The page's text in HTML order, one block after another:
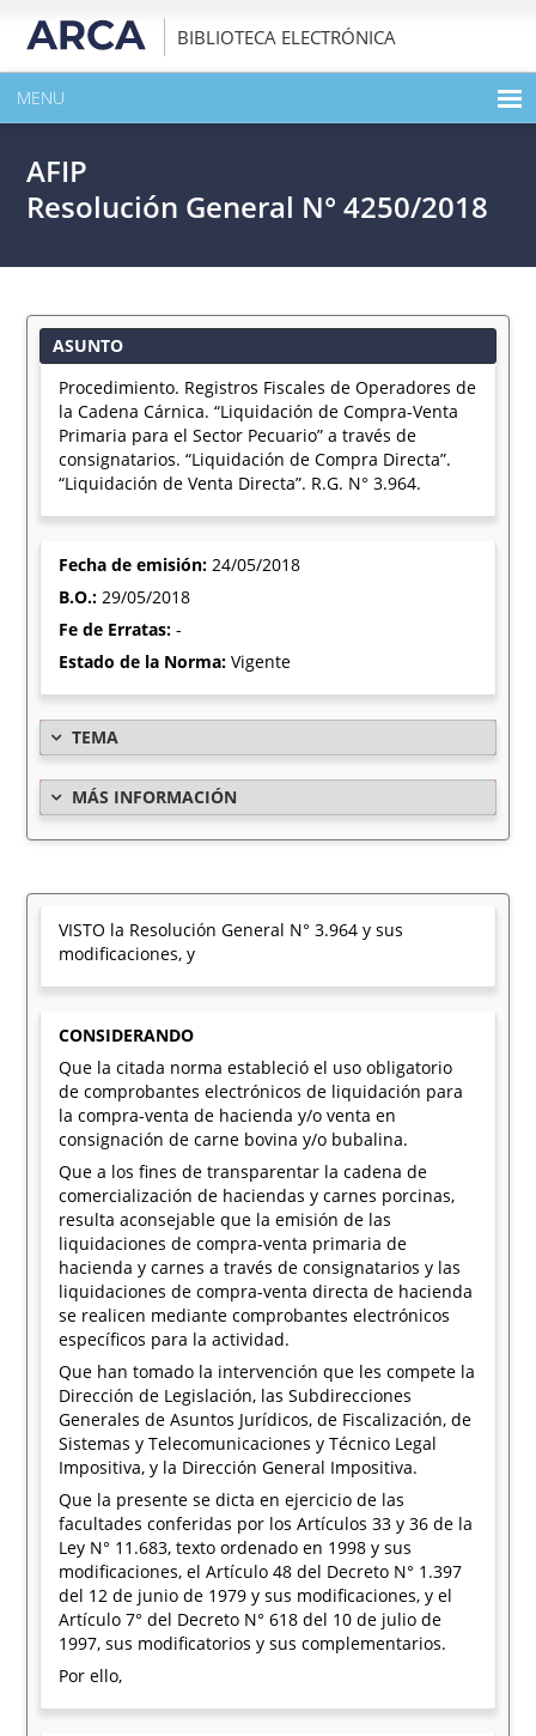
BIBLIOTECA ELECTRÓNICA
MENU
EXPANDIR TODO EL CONTENIDO DE LA PUBLICACIÓN
AFIP
Resolución General N° 4250/2018
ASUNTO
Procedimiento. Registros Fiscales de Operadores de
la Cadena Cárnica. “Liquidación de Compra-Venta
Primaria para el Sector Pecuario” a través de
consignatarios. “Liquidación de Compra Directa”.
“Liquidación de Venta Directa”. R.G. N° 3.964.
Fecha de emisión:24/05/2018
B.O.:29/05/2018
Fe de Erratas:-
Estado de la Norma:Vigente
TEMA
MÁS INFORMACIÓN
VISTO la Resolución General N° 3.964 y sus
modificaciones, y
CONSIDERANDO
Que la citada norma estableció el uso obligatorio
de comprobantes electrónicos de liquidación para
la compra-venta de hacienda y/o venta en
consignación de carne bovina y/o bubalina.
Que a los fines de transparentar la cadena de
comercialización de haciendas y carnes porcinas,
resulta aconsejable que la emisión de las
liquidaciones de compra-venta primaria de
hacienda y carnes a través de consignatarios y las
liquidaciones de compra-venta directa de hacienda
se realicen mediante comprobantes electrónicos
específicos para la actividad.
Que han tomado la intervención que les compete la
Dirección de Legislación, las Subdirecciones
Generales de Asuntos Jurídicos, de Fiscalización, de
Sistemas y Telecomunicaciones y Técnico Legal
Impositiva, y la Dirección General Impositiva.
Que la presente se dicta en ejercicio de las
facultades conferidas por los Artículos 33 y 36 de la
Ley N° 11.683, texto ordenado en 1998 y sus
modificaciones, el Artículo 48 del Decreto N° 1.397
del 12 de junio de 1979 y sus modificaciones, y el
Artículo 7° del Decreto N° 618 del 10 de julio de
1997, sus modificatorios y sus complementarios.
Por ello,